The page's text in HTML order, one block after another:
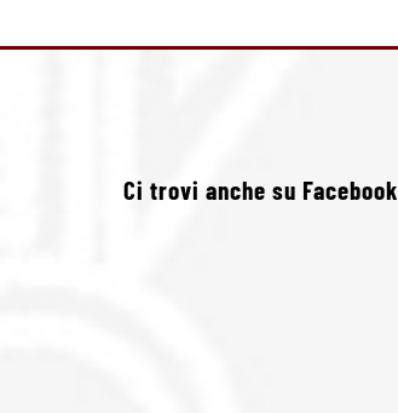
Ci trovi anche su Facebook